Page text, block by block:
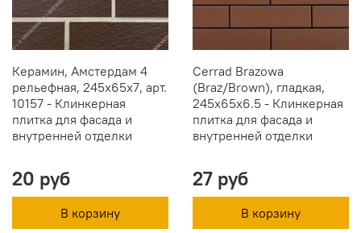
Керамин, Амстердам 4
рельефная, 245x65x7, арт.
10157 - Клинкерная
плитка для фасада и
внутренней отделки
20 руб
В корзину
Cerrad Brazowa
(Braz/Brown), гладкая,
245x65x6.5 - Клинкерная
плитка для фасада и
внутренней отделки
27 руб
В корзину